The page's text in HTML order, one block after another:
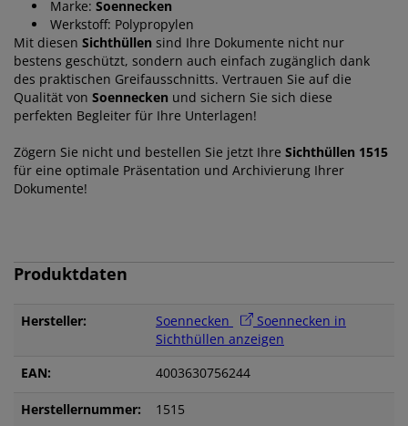
Marke: Soennecken
Werkstoff: Polypropylen
Mit diesen Sichthüllen sind Ihre Dokumente nicht nur
bestens geschützt, sondern auch einfach zugänglich dank
des praktischen Greifausschnitts. Vertrauen Sie auf die
Qualität von Soennecken und sichern Sie sich diese
perfekten Begleiter für Ihre Unterlagen!
Zögern Sie nicht und bestellen Sie jetzt Ihre Sichthüllen 1515
für eine optimale Präsentation und Archivierung Ihrer
Dokumente!
Produktdaten
Hersteller: Soennecken
Soennecken in
Sichthüllen anzeigen
EAN:
4003630756244
Herstellernummer: 1515